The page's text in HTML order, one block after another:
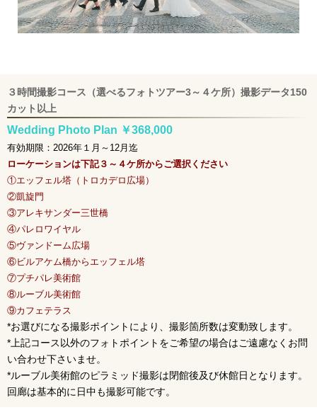
３時間撮影コース（選べるフォトツアー3～４ケ所）撮影データ150
カット以上
Wedding Photo Plan ￥368,000
有効期限：2026年１月～12月迄
ローケーションは下記３～４ケ所からご選択ください
①エッフェル塔（トロカデロ広場）
②凱旋門
③アレキサンダー三世橋
④パレロワイヤル
⑤ヴァンドーム広場
⑥ビルアケム橋からエッフェル塔
⑦プチパレ美術館
⑧ルーブル美術館
⑨カフェテラス
*お選びになる撮影ポイントにより、撮影箇所数は変動致します。
*上記コース以外のフォトポイントをご希望の場合はご遠慮なくお問
い合わせ下さいませ。
*ルーブル美術館のピラミッド撮影は閉館後及び休館日となります。
回廊は基本的に日中も撮影可能です。